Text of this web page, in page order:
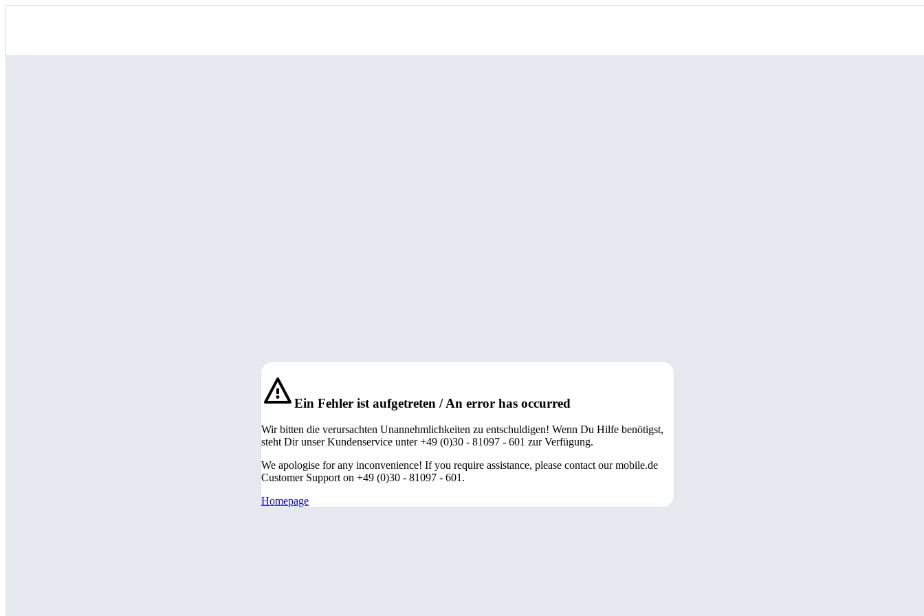
Ein Fehler ist aufgetreten / An error has occurred
Wir bitten die verursachten Unannehmlichkeiten zu entschuldigen! Wenn Du Hilfe benötigst,
steht Dir unser Kundenservice unter +49 (0)30 - 81097 - 601 zur Verfügung.
We apologise for any inconvenience! If you require assistance, please contact our mobile.de
Customer Support on +49 (0)30 - 81097 - 601.
Homepage